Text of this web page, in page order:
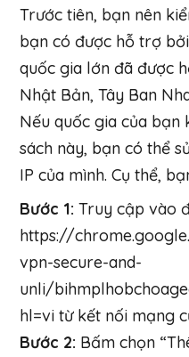
Trước tiên, bạn nên
bạn có được hỗ trợ
quốc gia lớn đã được
Nhật Bản, Tây Ban
Nếu quốc gia của
sách này, bạn có thể
IP của mình. Cụ thể,
Bước 1: Truy cập vào
https://
vpn-secure-and-
unli/
hl=vi từ kết nối mạng
Bước 2: Bấm chọn